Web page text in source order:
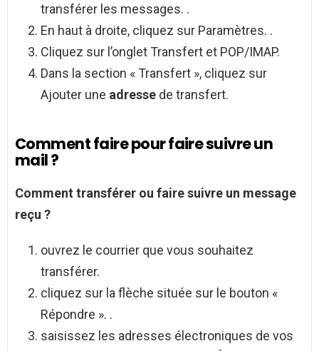
transférer les messages. .
En haut à droite, cliquez sur Paramètres. .
Cliquez sur l’onglet Transfert et POP/IMAP.
Dans la section « Transfert », cliquez sur
Ajouter une adresse de transfert.
Comment faire pour faire suivre un
mail ?
Comment transférer ou faire suivre un message
reçu ?
ouvrez le courrier que vous souhaitez
transférer.
cliquez sur la flèche située sur le bouton «
Répondre ». .
saisissez les adresses électroniques de vos